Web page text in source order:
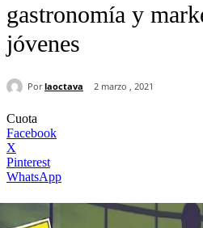
gastronomía y
jóvenes
Por laoctava 2 marzo , 2021
Cuota
Facebook
X
Pinterest
WhatsApp